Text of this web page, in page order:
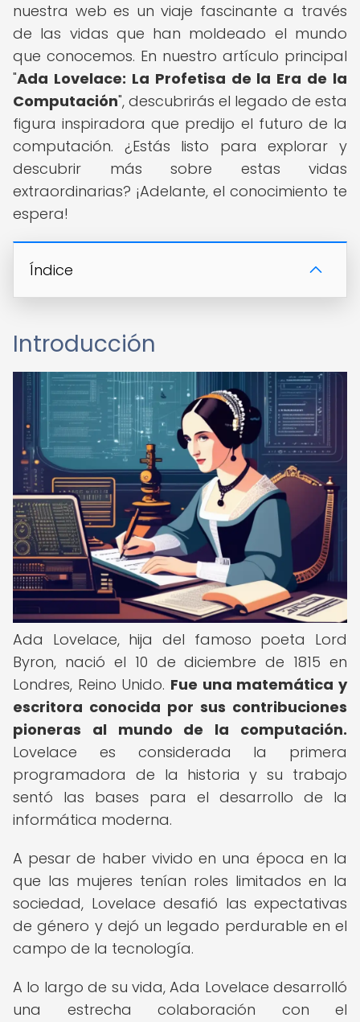
nuestra web es un viaje fascinante a través
de las vidas que han moldeado el mundo
que conocemos. En nuestro artículo principal
"Ada Lovelace: La Profetisa de la Era de la
Computación", descubrirás el legado de esta
figura inspiradora que predijo el futuro de la
computación. ¿Estás listo para explorar y
descubrir más sobre estas vidas
extraordinarias? ¡Adelante, el conocimiento te
espera!
Índice
Introducción
Ada Lovelace, hija del famoso poeta Lord
Byron, nació el 10 de diciembre de 1815 en
Londres, Reino Unido. Fue una matemática y
escritora conocida por sus contribuciones
pioneras al mundo de la computación.
Lovelace es considerada la primera
programadora de la historia y su trabajo
sentó las bases para el desarrollo de la
informática moderna.
A pesar de haber vivido en una época en la
que las mujeres tenían roles limitados en la
sociedad, Lovelace desafió las expectativas
de género y dejó un legado perdurable en el
campo de la tecnología.
A lo largo de su vida, Ada Lovelace desarrolló
una estrecha colaboración con el